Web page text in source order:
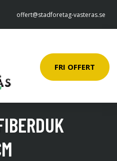
offert@stadforetag-vasteras.se
FRI OFFERT